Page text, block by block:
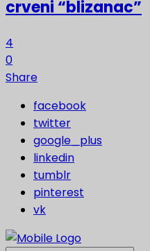
crveni “blizanac”
4
0
Share
facebook
twitter
google_plus
linkedin
tumblr
pinterest
vk